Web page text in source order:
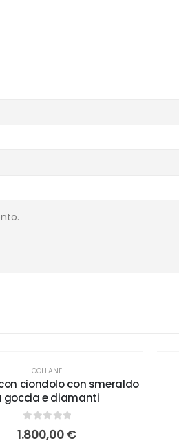
COLLANE
ciondolo con smeraldo
goccia e diamanti
0 out of 5
1.800,00€